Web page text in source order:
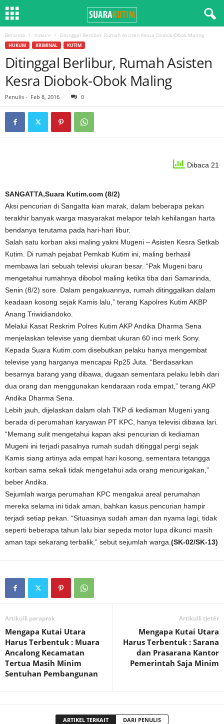
Beranda hukum Ditinggal Berlibur, Rumah Asisten Kesra Diobok-Obok Maling
HUKUM KRIMINAL KUTIM
Ditinggal Berlibur, Rumah Asisten
Kesra Diobok-Obok Maling
Penulis - Feb 8, 2016 0
Dibaca 21
SANGATTA,Suara Kutim.com (8/2)
Aksi pencurian di Sangatta kian marak, dalam beberapa pekan
terakhir banyak warga masyarakat melapor telah kehilangan harta
bendanya terutama pada hari-hari libur.
Salah satu korban aksi maling yakni Mugeni – Asisten Kesra Setkab
Kutim. Di rumah pejabat Pemkab Kutim ini, maling berhasil
membawa lari sebuah televisi ukuran besar. “Pak Mugeni baru
mengetahui rumahnya dibobol maling ketika tiba dari Samarinda,
Senin (8/2) sore. Dalam pengakuannya, rumah ditinggalkan dalam
keadaan kosong sejak Kamis lalu,” terang Kapolres Kutim AKBP
Anang Triwidiandoko.
Melalui Kasat Reskrim Polres Kutim AKP Andika Dharma Sena
menjelaskan televise yang diembat ukuran 60 inci merk Sony.
Kepada Suara Kutim.com disebutkan pelaku hanya mengembat
televise yang harganya mencapai Rp25 Juta. “Berdasarkan
besarnya barang yang dibawa, dugaan sementara pelaku lebih dari
dua orang dan menggunakan kendaraan roda empat,” terang AKP
Andika Dharma Sena.
Lebih jauh, dijelaskan dalam olah TKP di kediaman Mugeni yang
berada di perumahan karyawan PT KPC, hanya televisi dibawa lari.
“Memang sulit mengetahui kapan aksi pencurian di kediaman
Mugeni ini terjadi pasalnya rumah sudah ditinggal pergi sejak
Kamis siang artinya ada empat hari kosong, sementara tetangga
korban sama sekali tidak mengetahui ada orang mencurigakan,”
beber Andika.
Sejumlah warga perumahan KPC mengakui areal perumahan
mereka selama ini tidak aman, bahkan kasus pencurian hampir
terjadi setiap pekan. “Situasinya sudah aman dan nyama lagi, tidak
seperti beberapa tahun lalu biar sepeda motor lupa dikunci masih
aman tapi sekarang terbalik,” sebut sejumlah warga. (SK-02/SK-13)
Artikulli paraprak
Mengapa Kutai Utara
Harus Terbentuk : Muara
Ancalong Kecamatan
Tertua Masih Minim
Sentuhan Pembangunan
Artikulli tjetër
Mengapa Kutai Utara
Harus Terbentuk : Sarana
dan Prasarana Kantor
Pemerintah Saja Minim
ARTIKEL TERKAIT DARI PENULIS